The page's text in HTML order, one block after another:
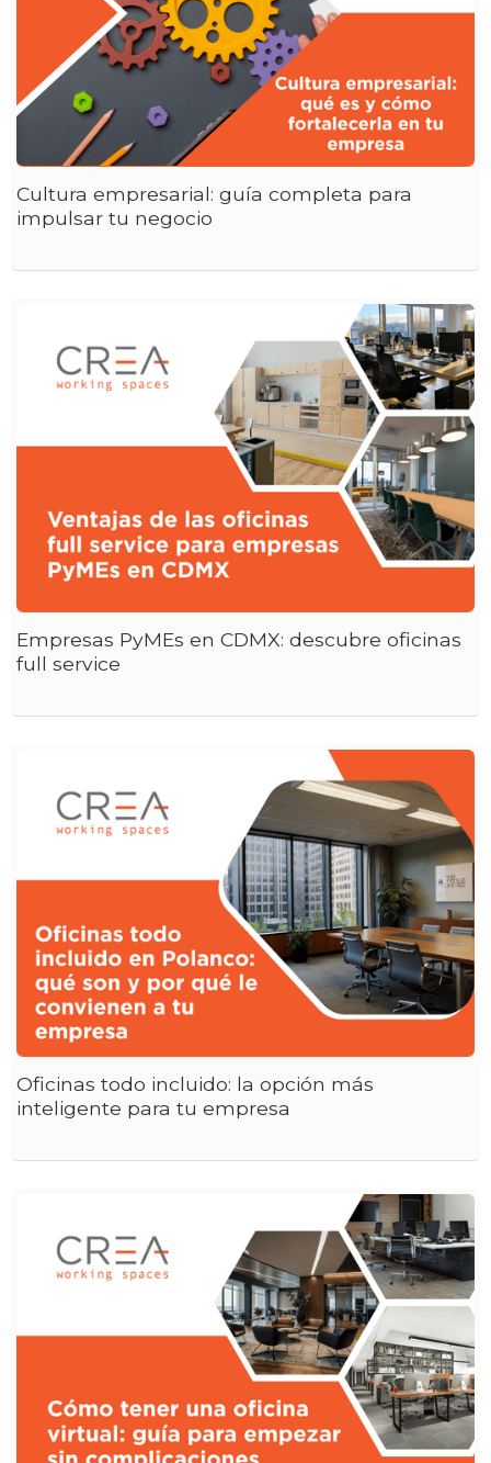
Cultura empresarial: guía completa para
impulsar tu negocio
Empresas PyMEs en CDMX: descubre oficinas
full service
Oficinas todo incluido: la opción más
inteligente para tu empresa